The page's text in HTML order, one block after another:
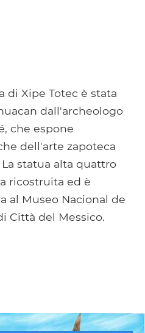
di Xipe Totec è stata
dall'archeologo
che espone
dell'arte zapoteca
statua alta quattro
ricostruita ed è
al Museo Nacional de
Città del Messico.